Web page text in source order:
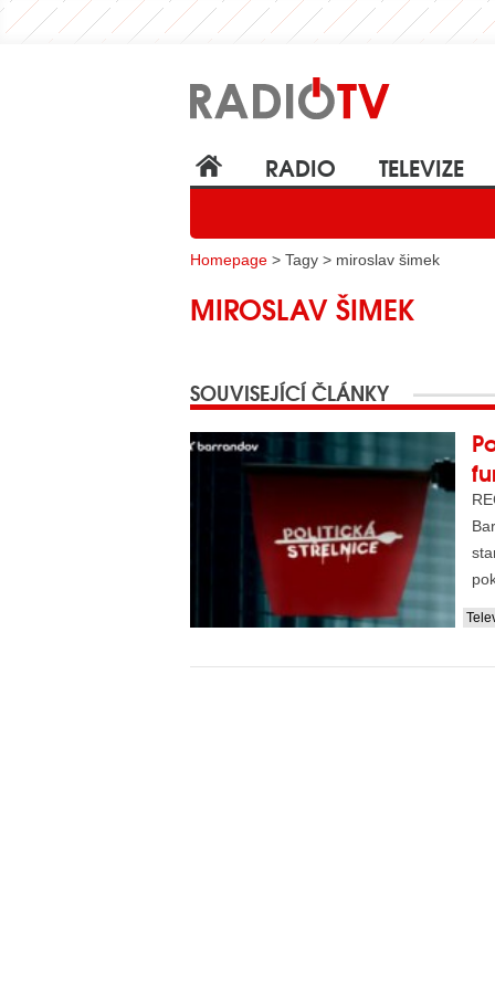
RADIO TELEVIZE
Homepage > Tagy > miroslav šimek
MIROSLAV ŠIMEK
SOUVISEJÍCÍ ČLÁNKY
...